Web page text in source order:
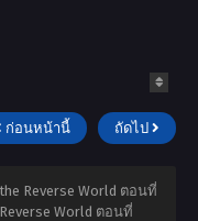
ก่อนหน้านี้ ถัดไป
Reverse World ตอนที่
World ตอนที่